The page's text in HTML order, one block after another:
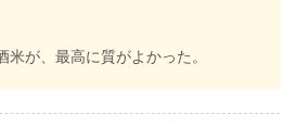
米が、最高に質がよかった。